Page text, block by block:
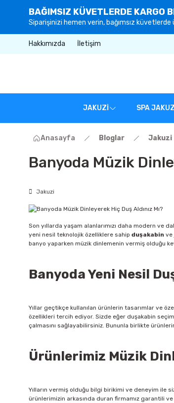
BAĞIMSIZ KÜVETLERDE KARGO
Siparişinizi hemen verin, bağımsız küvetlerde
Hakkımızda İletişim
JAKUZİ SPA
Anasayfa Bloglar Jakuzi
Banyoda Müzik
Jakuzi
Son yıllarda yaşam alanlarımızı daha modern ve
yeni nesil teknolojik özelliklere sahip duşakabin ve
banyo yaparken müzik dinlemenin vermiş olduğu
Banyoda Yeni Nesil
Yıllar geçtikçe kullanılan ürünlerin tasarımlar ve
özellikleri tercih ediyor. Sizde eğer duşakabin
çalmasını sağlayabilirsiniz. Bununla birlikte
Ürünlerimiz Müzik
Yılların vermiş olduğu bilgi birikimi ve deneyim ile
ürünlerimizin arkasında duran firmamız garantili